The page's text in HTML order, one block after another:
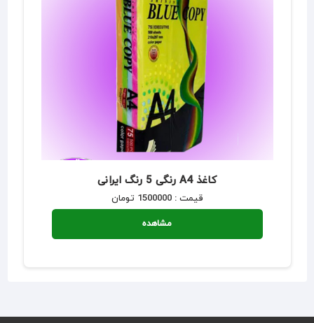
کاغذ A4 رنگی 5 رنگ ایرانی
قیمت : 1500000 تومان
مشاهده